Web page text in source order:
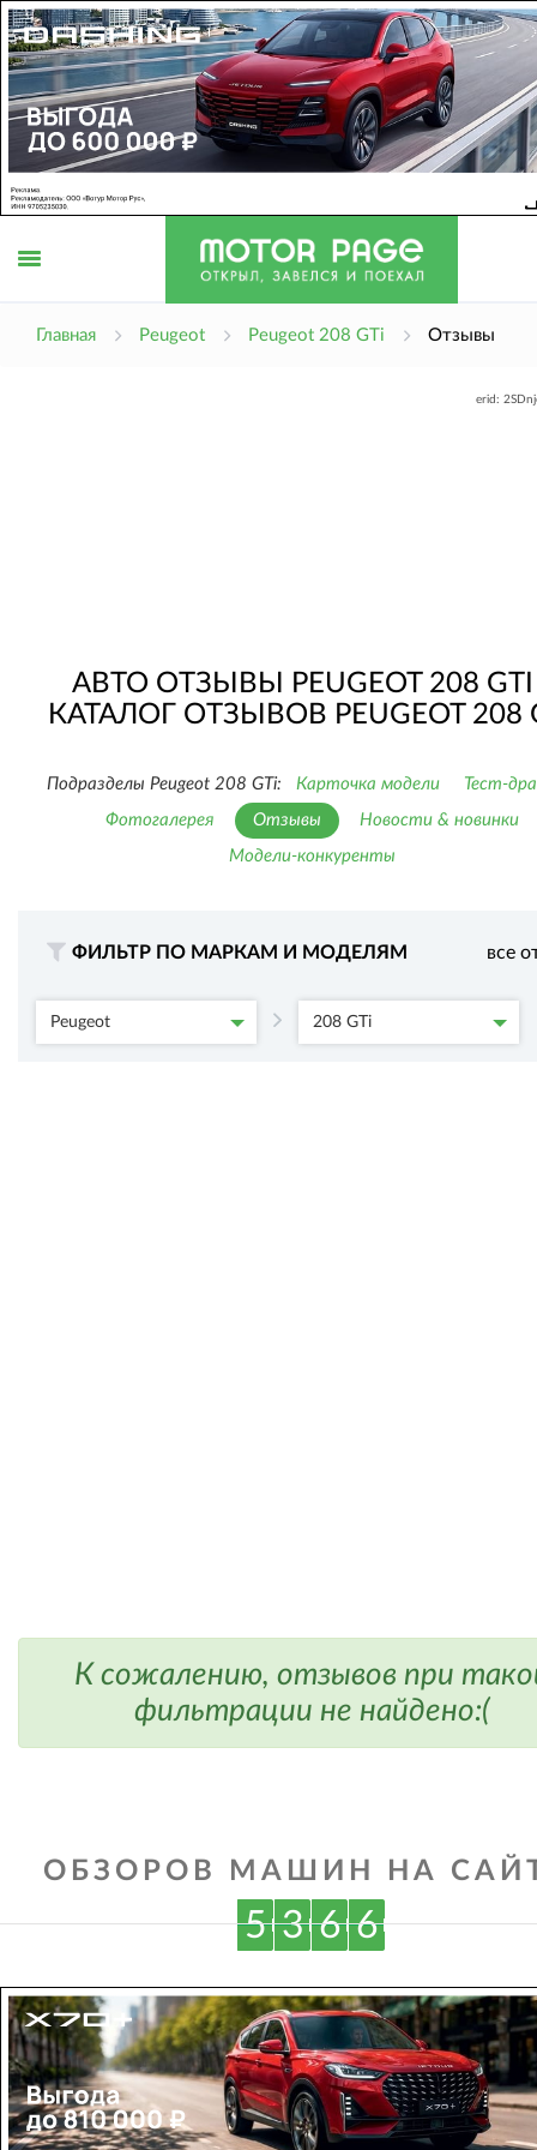
Главная Peugeot Peugeot 208 GTi Отзывы
erid:
АВТО ОТЗЫВЫ PEUGEOT 208
КАТАЛОГ ОТЗЫВОВ PEUGEOT 208
Подразделы Peugeot 208 GTi: Карточка модели
Тест-
Фотогалерея
Отзывы
Новости & новинки
Модели-конкуренты
ФИЛЬТР ПО МАРКАМ И МОДЕЛЯМ все
Peugeot 208 GTi
К сожалению, отзывов при
фильтрации не найдено:(
ОБЗОРОВ МАШИН НА
5 3 6 6